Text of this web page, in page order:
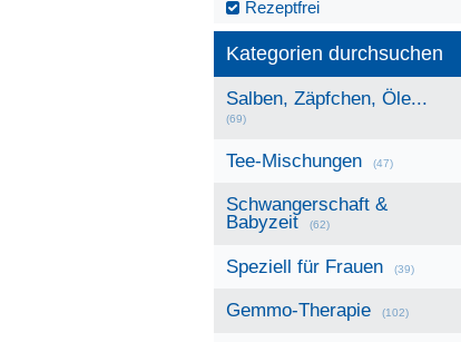
Rezeptfrei
Kategorien durchsuchen
Salben, Zäpfchen, Öle...
(69)
Tee-Mischungen (47)
Schwangerschaft &
Babyzeit
(62)
Speziell für Frauen (39)
Gemmo-Therapie (102)